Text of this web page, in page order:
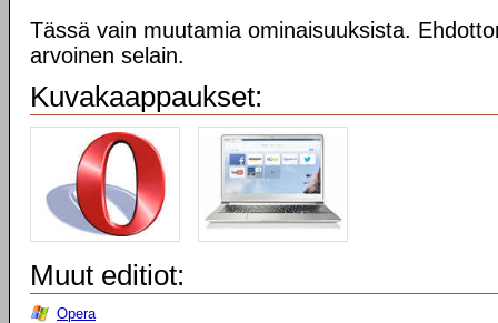
Tässä vain muutamia ominaisuuksista.
arvoinen selain.
Kuvakaappaukset:
Muut editiot:
Opera